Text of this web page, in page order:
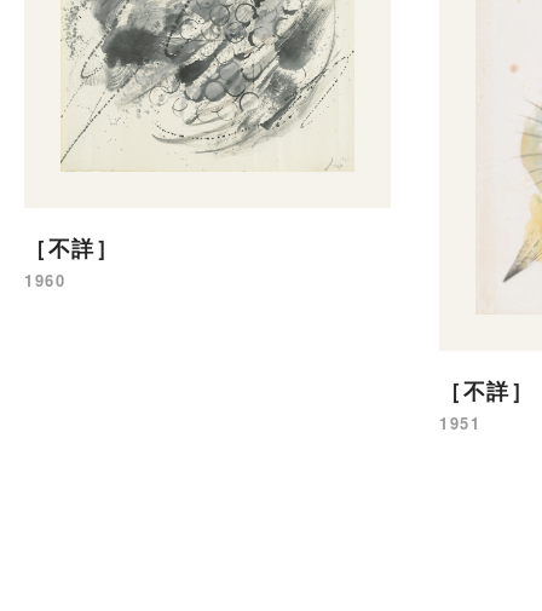
［不詳］
1960
［不詳］
1951